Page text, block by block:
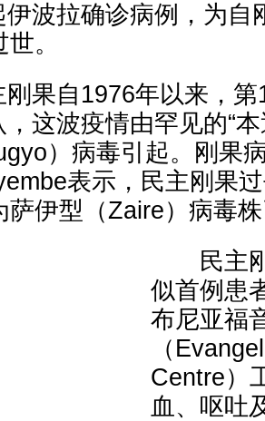
伊波拉确诊病例，为自
。
自1976年以来，第
这波疫情由罕见的“
）病毒引起。刚果
表示，民主刚果
萨伊型（Zaire）病毒
民主刚
似首例患
布尼亚福
（
Centre）
血、呕吐